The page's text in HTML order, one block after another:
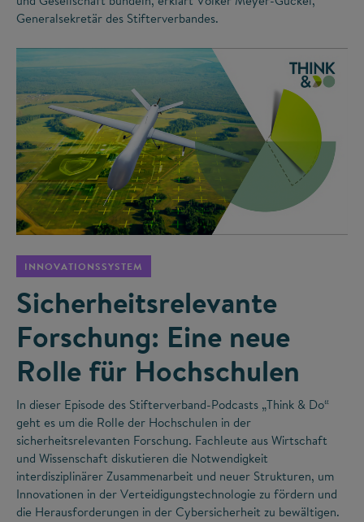
Generalsekretär des Stifterverbandes.
INNOVATIONSSYSTEM
Sicherheitsrelevante
Forschung: Eine neue
Rolle für Hochschulen
In dieser Episode des Stifterverband-Podcasts „Think & Do“
geht es um die Rolle der Hochschulen in der
sicherheitsrelevanten Forschung. Fachleute aus Wirtschaft
und Wissenschaft diskutieren die Notwendigkeit
interdisziplinärer Zusammenarbeit und neuer Strukturen, um
Innovationen in der Verteidigungstechnologie zu fördern und
die Herausforderungen in der Cybersicherheit zu bewältigen.